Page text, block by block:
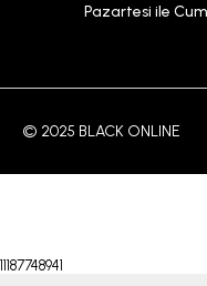
Pazartesi ile
© 2025 BLACK ONLINE
11187748941